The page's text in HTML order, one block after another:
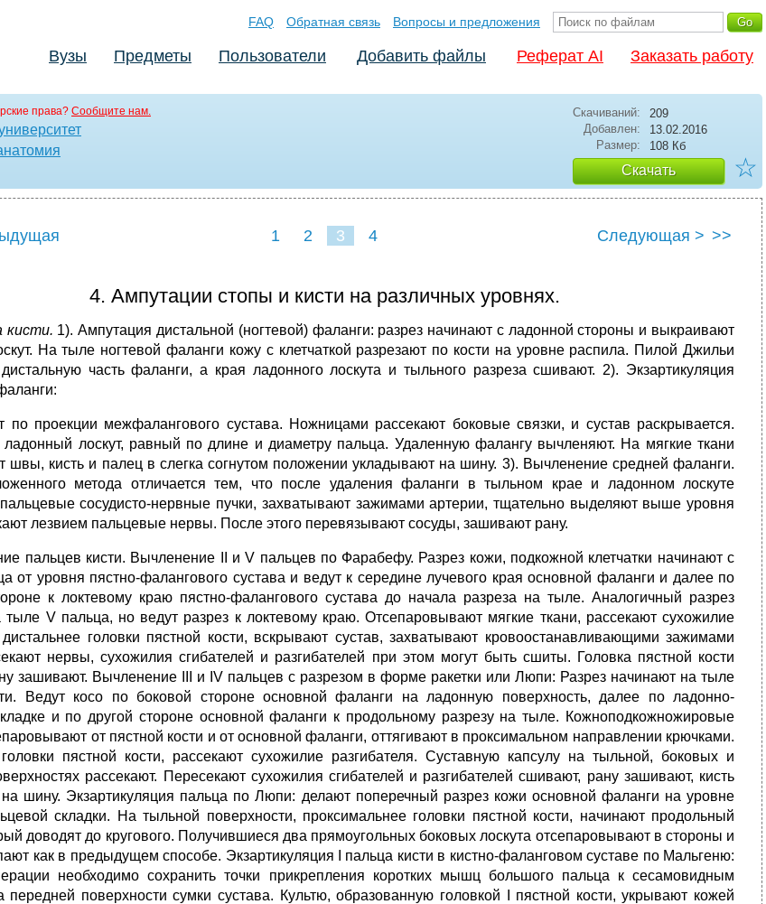
FAQ Обратная связь Вопросы и предложения
Вузы Предметы Пользователи Добавить файлы Реферат AI Заказать работу
права? Сообщите нам. Скачиваний:
209
Добавлен:
13.02.2016
Размер:
108 Кб
Скачать ☆
1 2 3 4 Следующая > >>
4. Ампутации стопы и кисти на различных уровнях.
кисти. 1). Ампутация дистальной (ногтевой) фаланги: разрез начинают с ладонной стороны и выкраивают
На тыле ногтевой фаланги кожу с клетчаткой разрезают по кости на уровне распила. Пилой Джильи
часть фаланги, а края ладонного лоскута и тыльного разреза сшивают. 2). Экзартикуляция
по проекции межфалангового сустава. Ножницами рассекают боковые связки, и сустав раскрывается.
лоскут, равный по длине и диаметру пальца. Удаленную фалангу вычленяют. На мягкие ткани
швы, кисть и палец в слегка согнутом положении укладывают на шину. 3). Вычленение средней фаланги.
метода отличается тем, что после удаления фаланги в тыльном крае и ладонном лоскуте
сосудисто-нервные пучки, захватывают зажимами артерии, тщательно выделяют выше уровня
лезвием пальцевые нервы. После этого перевязывают сосуды, зашивают рану.
пальцев кисти. Вычленение II и V пальцев по Фарабефу. Разрез кожи, подкожной клетчатки начинают с
от уровня пястно-фалангового сустава и ведут к середине лучевого края основной фаланги и далее по
к локтевому краю пястно-фалангового сустава до начала разреза на тыле. Аналогичный разрез
тыле V пальца, но ведут разрез к локтевому краю. Отсепаровывают мягкие ткани, рассекают сухожилие
дистальнее головки пястной кости, вскрывают сустав, захватывают кровоостанавливающими зажимами
нервы, сухожилия сгибателей и разгибателей при этом могут быть сшиты. Головка пястной кости
зашивают. Вычленение III и IV пальцев с разрезом в форме ракетки или Люпи: Разрез начинают на тыле
Ведут косо по боковой стороне основной фаланги на ладонную поверхность, далее по ладонно-
и по другой стороне основной фаланги к продольному разрезу на тыле. Кожноподкожножировые
от пястной кости и от основной фаланги, оттягивают в проксимальном направлении крючками.
пястной кости, рассекают сухожилие разгибателя. Суставную капсулу на тыльной, боковых и
рассекают. Пересекают сухожилия сгибателей и разгибателей сшивают, рану зашивают, кисть
шину. Экзартикуляция пальца по Люпи: делают поперечный разрез кожи основной фаланги на уровне
складки. На тыльной поверхности, проксимальнее головки пястной кости, начинают продольный
доводят до кругового. Получившиеся два прямоугольных боковых лоскута отсепаровывают в стороны и
как в предыдущем способе. Экзартикуляция I пальца кисти в кистно-фаланговом суставе по Мальгеню:
необходимо сохранить точки прикрепления коротких мышц большого пальца к сесамовидным
передней поверхности сумки сустава. Культю, образованную головкой I пястной кости, укрывают кожей